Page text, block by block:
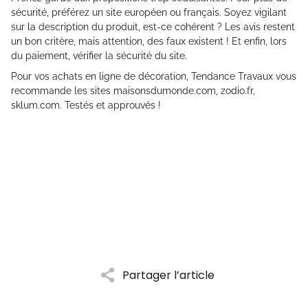
Partager l’article
sécurité, préférez un site européen ou français. Soyez vigilant
sur la description du produit, est-ce cohérent ? Les avis restent
un bon critère, mais attention, des faux existent ! Et enfin, lors
du paiement, vérifier la sécurité du site.
Pour vos achats en ligne de décoration, Tendance Travaux vous
recommande les sites maisonsdumonde.com, zodio.fr,
sklum.com. Testés et approuvés !